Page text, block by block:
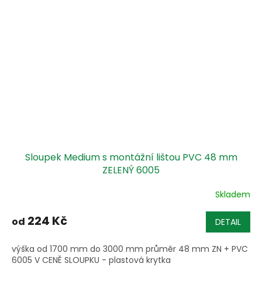
Sloupek Medium s montážní lištou PVC 48 mm
ZELENÝ 6005
Skladem
od 224 Kč DETAIL
výška od 1700 mm do 3000 mm průměr 48 mm ZN + PVC
6005 V CENĚ SLOUPKU - plastová krytka